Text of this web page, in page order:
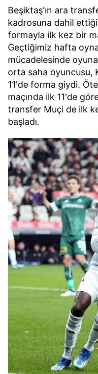
Beşiktaş'ın ara
kadrosuna dahil
formayla ilk kez bir
Geçtiğimiz hafta
mücadelesinde
orta saha oyuncusu,
11'de forma giydi.
maçında ilk 11'de
transfer Muçi de ilk
başladı.